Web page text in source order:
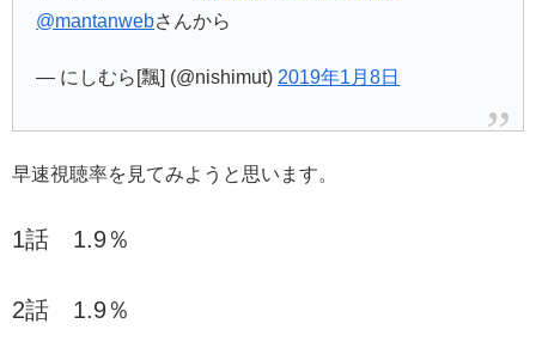
@mantanwebさんから
— にしむら[飄] (@nishimut)2019年1月8日
早速視聴率を見てみようと思います。
1話 1.9％
2話 1.9％